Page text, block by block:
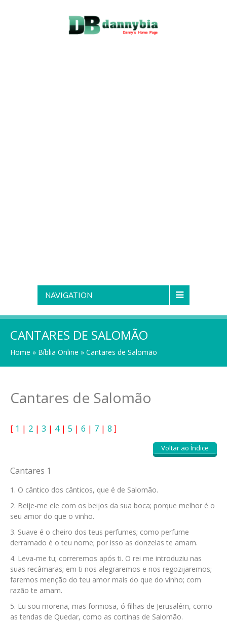
NAVIGATION
CANTARES DE SALOMÃO
Home » Bíblia Online » Cantares de Salomão
Cantares de Salomão
[ 1 | 2 | 3 | 4| 5 | 6 | 7 | 8 ]
Voltar ao Índice
Cantares 1
O cântico dos cânticos, que é de Salomão.
Beije-me ele com os beijos da sua boca; porque melhor é o
seu amor do que o vinho.
Suave é o cheiro dos teus perfumes; como perfume
derramado é o teu nome; por isso as donzelas te amam.
Leva-me tu; correremos após ti. O rei me introduziu nas
suas recâmaras; em ti nos alegraremos e nos regozijaremos;
faremos menção do teu amor mais do que do vinho; com
razão te amam.
Eu sou morena, mas formosa, ó filhas de Jerusalém, como
as tendas de Quedar, como as cortinas de Salomão.